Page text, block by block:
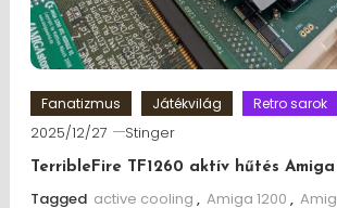
Fanatizmus Játékvilág Retro sarok
2025/12/27 Stinger
TerribleFire TF1260 aktív hűtés Amiga
Tagged active cooling , Amiga 1200 ,